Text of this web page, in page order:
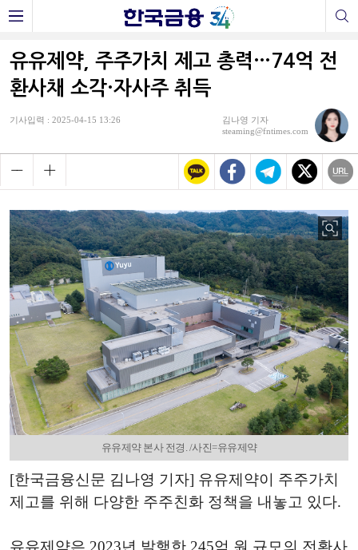
유유제약, 주주가치 제고 총력…74억 전
환사채 소각·자사주 취득
기사입력 : 2025-04-15 13:26
김나영 기자
steaming@fntimes.com
유유제약 본사 전경. /사진=유유제약
[한국금융신문 김나영 기자] 유유제약이 주주가치
제고를 위해 다양한 주주친화 정책을 내놓고 있다.
유유제약은 2023년 발행한 245억 원 규모의 전환사